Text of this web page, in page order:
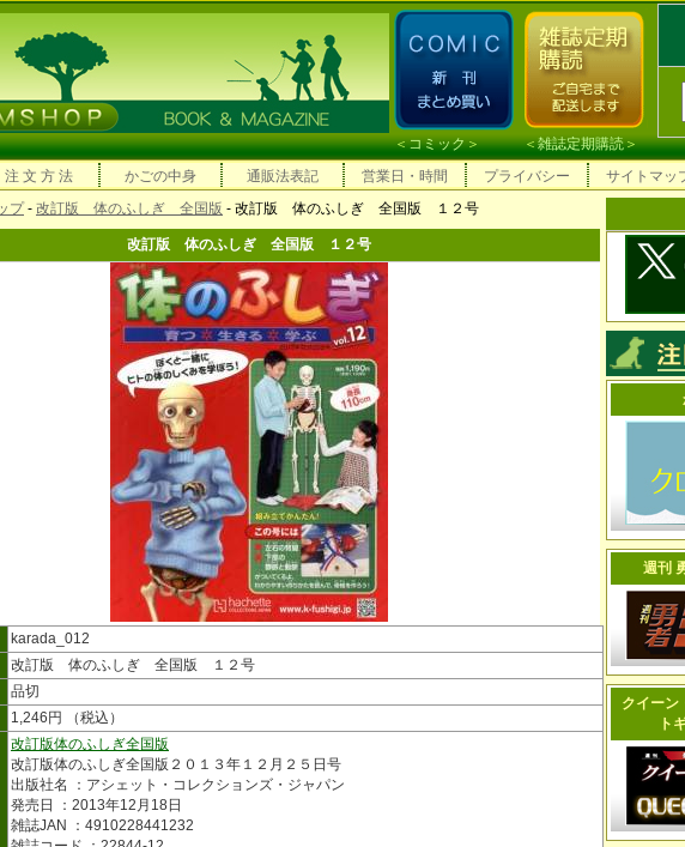
＜コミック＞ ＜雑誌定期購読＞
注 文 方 法 かごの中身 通販法表記 営業日・時間 プライバシー サイトマッ
プ- 改訂版 体のふしぎ 全国版 - 改訂版 体のふしぎ 全国版 １２号
改訂版 体のふしぎ 全国版 １２号
karada_012
改訂版 体のふしぎ 全国版 １２号
品切
1,246円 （税込）
改訂版体のふしぎ全国版
改訂版体のふしぎ全国版２０１３年１２月２５日号
出版社名 ：アシェット・コレクションズ・ジャパン
発売日 ：2013年12月18日
雑誌JAN ：4910228441232
週刊
クイーン
ト